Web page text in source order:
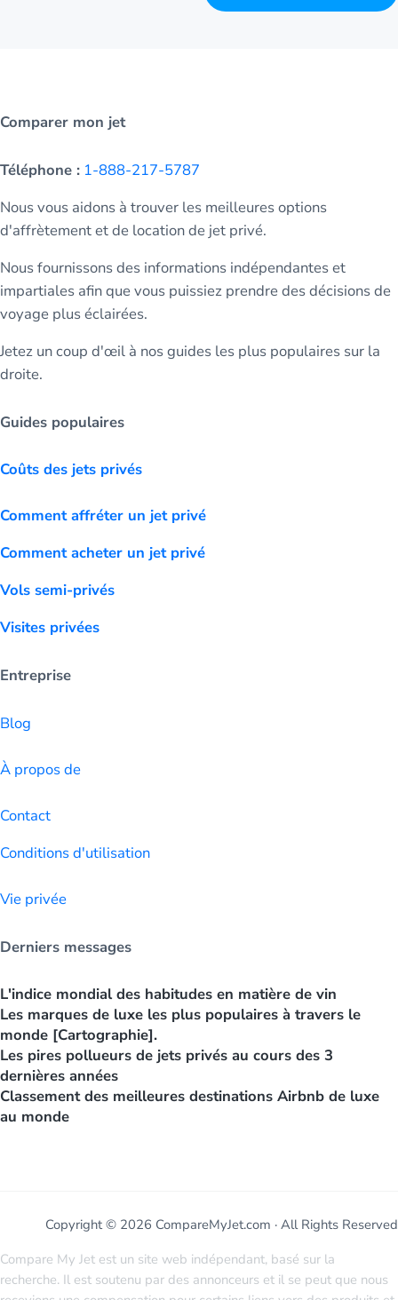
Comparer mon jet
Téléphone : 1-888-217-5787
Nous vous aidons à trouver les meilleures options
d'affrètement et de location de jet privé.
Nous fournissons des informations indépendantes et
impartiales afin que vous puissiez prendre des décisions de
voyage plus éclairées.
Jetez un coup d'œil à nos guides les plus populaires sur la
droite.
Guides populaires
Coûts des jets privés
Comment affréter un jet privé
Comment acheter un jet privé
Vols semi-privés
Visites privées
Entreprise
Blog
À propos de
Contact
Conditions d'utilisation
Vie privée
Derniers messages
L'indice mondial des habitudes en matière de vin
Les marques de luxe les plus populaires à travers le
monde [Cartographie].
Les pires pollueurs de jets privés au cours des 3
dernières années
Classement des meilleures destinations Airbnb de luxe
au monde
Copyright © 2026 CompareMyJet.com · All Rights Reserved
Compare My Jet est un site web indépendant, basé sur la
recherche. Il est soutenu par des annonceurs et il se peut que nous